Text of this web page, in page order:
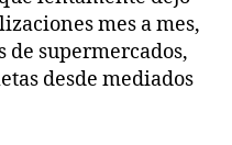
mes a mes,
de supermercados,
desde mediados